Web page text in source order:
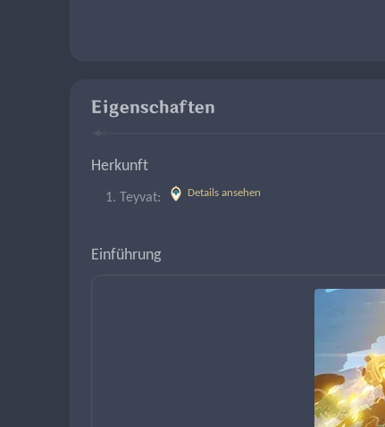
Eigenschaften
Herkunft
Teyvat: Details ansehen
Einführung